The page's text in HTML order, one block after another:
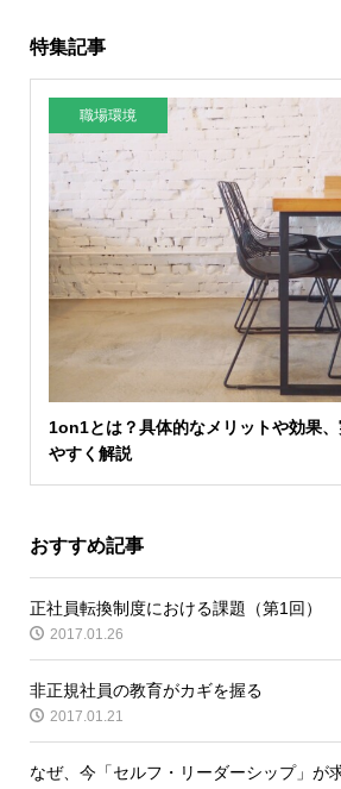
特集記事
職場環境
1on1とは？具体的なメリットや効果
やすく解説
おすすめ記事
正社員転換制度における課題（第1回）
2017.01.26
非正規社員の教育がカギを握る
2017.01.21
なぜ、今「セルフ・リーダーシップ」が